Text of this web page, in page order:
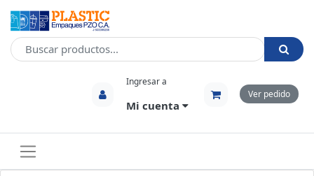
Ingresar a
Mi cuenta
Ver pedido